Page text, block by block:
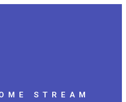
STREAM